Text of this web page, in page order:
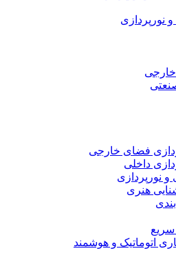
نورپردازی
فضای خارجی
داخلی
نورپردازی
هنری
اتوماتیک و هوشمند